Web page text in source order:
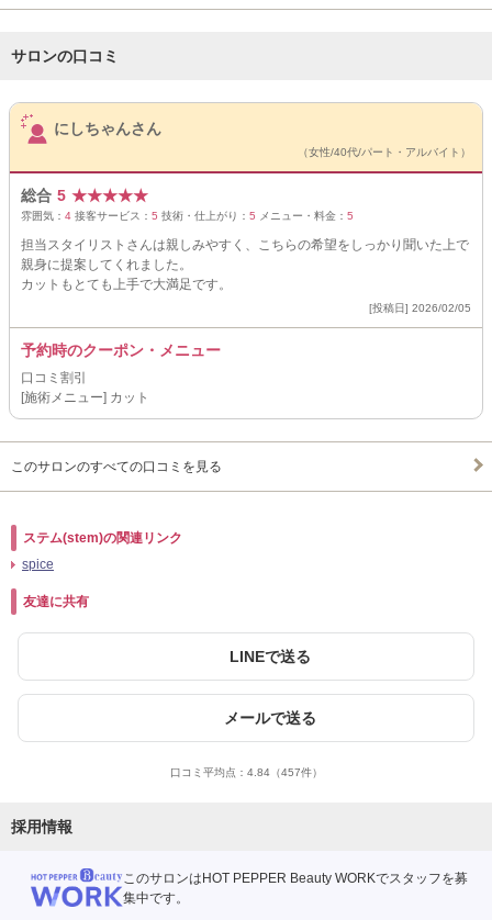
サロンの口コミ
サロンPick Up
にしちゃんさん
（女性/40代/パート・アルバイト）
総合 5 ★★★★★
雰囲気： 4 接客サービス： 5 技術・仕上がり： 5 メニュー・料金： 5
担当スタイリストさんは親しみやすく、こちらの希望をしっかり聞いた上で
親身に提案してくれました。
カットもとても上手で大満足です。
[投稿日] 2026/02/05
予約時のクーポン・メニュー
口コミ割引
[施術メニュー] カット
このサロンのすべての口コミを見る
ステム(stem)の関連リンク
spice
友達に共有
LINEで送る
メールで送る
口コミ平均点： 4.84（457件）
採用情報
このサロンはHOT PEPPER Beauty WORKでスタッフを募
集中です。